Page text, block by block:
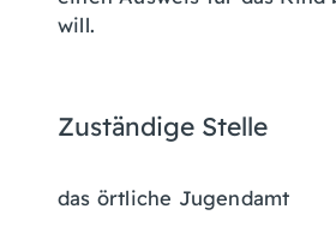
will.
Zuständige Stelle
das örtliche Jugendamt